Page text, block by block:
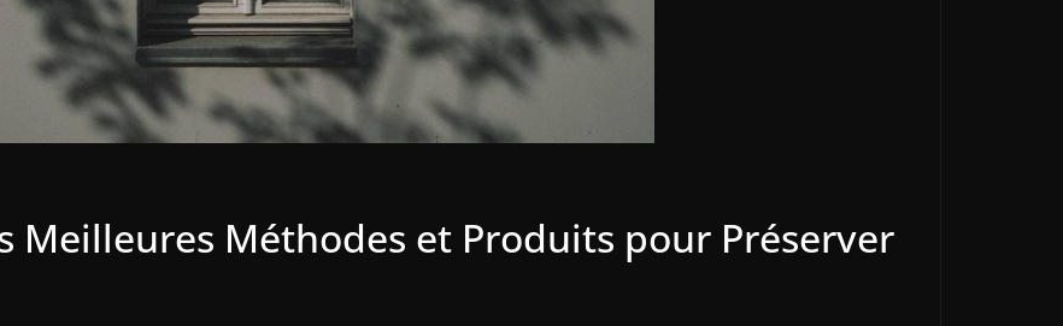
Meilleures Méthodes et Produits pour Préserver